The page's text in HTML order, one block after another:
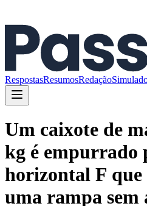
RespostasResumosRedação
Um caixote de
kg é empurrado
horizontal F
uma rampa